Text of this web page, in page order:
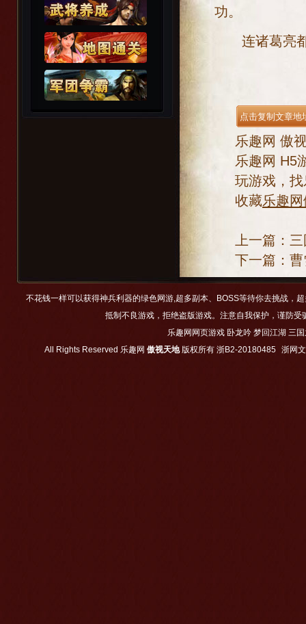
功。
连诸葛亮都
乐趣网 傲
乐趣网 H5
玩游戏，
收藏乐趣
上一篇：
下一篇：
不花钱一样可以获得神兵利器的绿色网游,超多副本、BOSS等待你去挑战，
抵制不良游戏，拒绝盗版游戏。注意自我保护，谨防
乐趣网网页游戏 卧龙吟 梦回江湖 三
All Rights Reserved 乐趣网 傲视天地版权所有 浙B2-20180485 浙网